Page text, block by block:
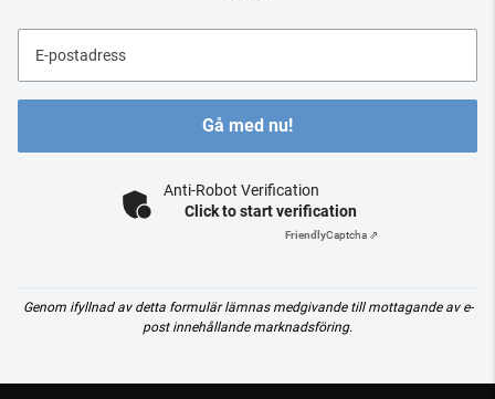
E-postadress
Gå med nu!
Anti-Robot Verification
Click to start verification
FriendlyCaptcha ⇗
Genom ifyllnad av detta formulär lämnas medgivande till mottagande av e-
post innehållande marknadsföring.